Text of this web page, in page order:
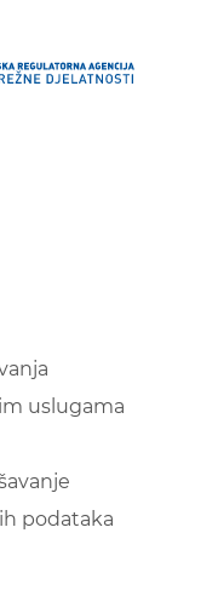
uslugama
podataka